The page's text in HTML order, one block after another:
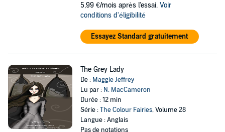
5,99 €/mois après l'essai. Voir
conditions d'éligibilité
Essayez Standard gratuitement
The Grey Lady
De : Maggie Jeffrey
Lu par : N. MacCameron
Durée : 12 min
Série :The Colour Fairies, Volume 28
Langue : Anglais
Pas de notations